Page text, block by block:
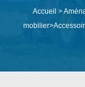
Accueil >
mobilier>